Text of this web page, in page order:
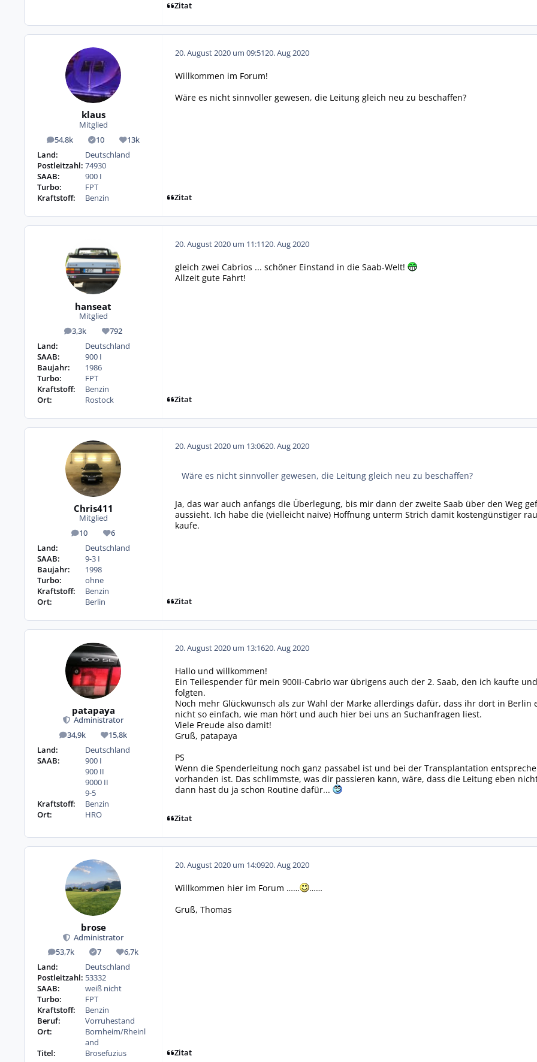
Zitat
klaus
Mitglied
54,8k
Beiträge 10
Lösungen13k
Reputation
Land:
Deutschland
Postleitzahl: 74930
SAAB:
900 I
Turbo:
FPT
Kraftstoff:
Benzin
20. August 2020 um 09:5120. Aug 2020
Willkommen im Forum!
Wäre es nicht sinnvoller gewesen, die Leitung gleich neu zu beschaffen?
Zitat
hanseat
Mitglied
3,3k
Beiträge 792
Reputation
Land:
Deutschland
SAAB:
900 I
Baujahr:
1986
Turbo:
FPT
Kraftstoff:
Benzin
Ort:
Rostock
20. August 2020 um 11:1120. Aug 2020
gleich zwei Cabrios ... schöner Einstand in die Saab-Welt!
Allzeit gute Fahrt!
Zitat
Chris411
Mitglied
10
Beiträge 6
Reputation
Land:
Deutschland
SAAB:
9-3 I
Baujahr:
1998
Turbo:
ohne
Kraftstoff:
Benzin
Ort:
Berlin
20. August 2020 um 13:0620. Aug 2020
Wäre es nicht sinnvoller gewesen, die Leitung gleich neu zu beschaffen?
Ja, das war auch anfangs die Überlegung, bis mir dann der zweite Saab über den Weg
aussieht. Ich habe die (vielleicht naive) Hoffnung unterm Strich damit kostengünstiger
kaufe.
Zitat
patapaya
Administrator
34,9k
Beiträge 15,8k
Reputation
Land:
Deutschland
SAAB:
900 I
900 II
9000 II
9-5
Kraftstoff:
Benzin
Ort:
HRO
20. August 2020 um 13:1620. Aug 2020
Hallo und willkommen!
Ein Teilespender für mein 900II-Cabrio war übrigens auch der 2. Saab, den ich kaufte
folgten.
Noch mehr Glückwunsch als zur Wahl der Marke allerdings dafür, dass ihr dort in
nicht so einfach, wie man hört und auch hier bei uns an Suchanfragen liest.
Viele Freude also damit!
Gruß, patapaya
PS
Wenn die Spenderleitung noch ganz passabel ist und bei der Transplantation
vorhanden ist. Das schlimmste, was dir passieren kann, wäre, dass die Leitung eben
dann hast du ja schon Routine dafür...
Zitat
brose
Administrator
53,7k
Beiträge 7
Lösungen6,7k
Reputation
Land:
Deutschland
Postleitzahl: 53332
SAAB:
weiß nicht
Turbo:
FPT
Kraftstoff:
Benzin
Beruf:
Vorruhestand
Ort:
Bornheim/Rheinl
and
Titel:
Brosefuzius
20. August 2020 um 14:0920. Aug 2020
Willkommen hier im Forum ……
……
Gruß, Thomas
Zitat